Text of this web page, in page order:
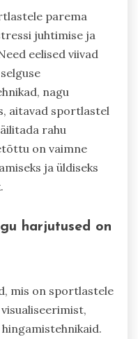
parema
juhtimise ja
eelised viivad
nagu
aitavad sportlastel
rahu
on vaimne
ja üldiseks
harjutused on
mis on sportlastele